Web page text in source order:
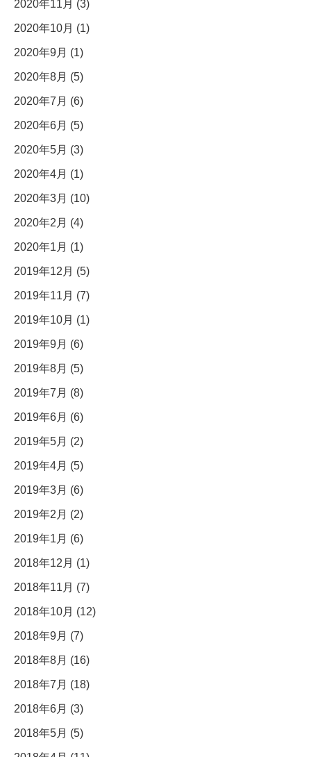
2020年11月 (3)
2020年10月 (1)
2020年9月 (1)
2020年8月 (5)
2020年7月 (6)
2020年6月 (5)
2020年5月 (3)
2020年4月 (1)
2020年3月 (10)
2020年2月 (4)
2020年1月 (1)
2019年12月 (5)
2019年11月 (7)
2019年10月 (1)
2019年9月 (6)
2019年8月 (5)
2019年7月 (8)
2019年6月 (6)
2019年5月 (2)
2019年4月 (5)
2019年3月 (6)
2019年2月 (2)
2019年1月 (6)
2018年12月 (1)
2018年11月 (7)
2018年10月 (12)
2018年9月 (7)
2018年8月 (16)
2018年7月 (18)
2018年6月 (3)
2018年5月 (5)